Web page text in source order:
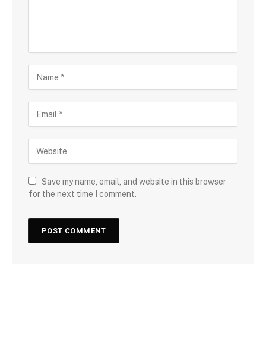
Save my name, email, and website in this browser
for the next time I comment.